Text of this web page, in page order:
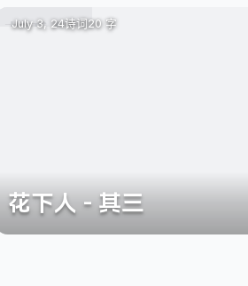
July 3, 24诗词20 字
花下人 - 其三